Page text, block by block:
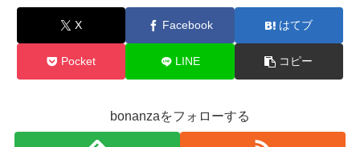
X Facebook はてブ
Pocket LINE コピー
bonanzaをフォローする